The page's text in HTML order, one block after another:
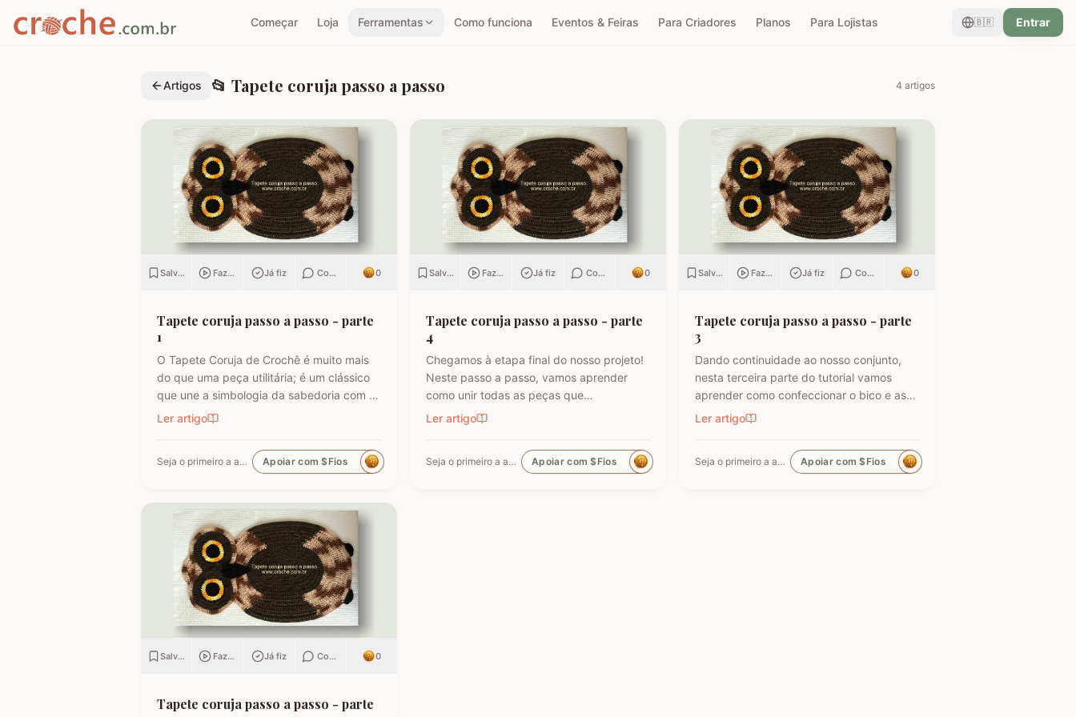
Começar Loja Ferramentas Como funciona Eventos & Feiras Para Criadores Planos Para Lojistas 🇧🇷 Entrar
Artigos 📂 Tapete coruja passo a passo 4 artigos
Salvar Fazendo Já fiz Comentar 0
Tapete coruja passo a passo - parte
1
O Tapete Coruja de Crochê é muito mais
do que uma peça utilitária; é um clássico
que une a simbologia da sabedoria com a
delicadeza do feito à mão. Embora a
270°, a nossa versão em crochê é ainda
mais versátil: podemos criá-la em todas as
Ler artigo
Seja o primeiro a apoiar Apoiar com $Fios
Salvar Fazendo Já fiz Comentar 0
Tapete coruja passo a passo - parte
4
Chegamos à etapa final do nosso projeto!
Neste passo a passo, vamos aprender
como unir todas as peças que
confeccionamos anteriormente e finalizar
trabalho ganha vida, exigindo atenção aos
detalhes da costura para que o
Ler artigo
Seja o primeiro a apoiar Apoiar com $Fios
Salvar Fazendo Já fiz Comentar 0
Tapete coruja passo a passo - parte
3
Dando continuidade ao nosso conjunto,
nesta terceira parte do tutorial vamos
aprender como confeccionar o bico e as
patas do Tapete Coruja. São esses
personalidade e o charme final à peça!
Caso você tenha caído direto neste post,
Ler artigo
Seja o primeiro a apoiar Apoiar com $Fios
Salvar Fazendo Já fiz Comentar 0
Tapete coruja passo a passo - parte